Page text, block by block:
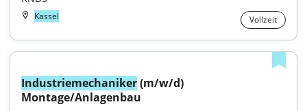
Kassel Vollzeit
Industriemechaniker (m/w/d)
Montage/Anlagenbau